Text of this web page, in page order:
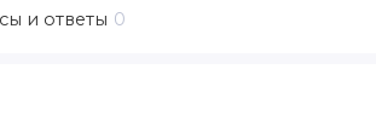
и ответы 0